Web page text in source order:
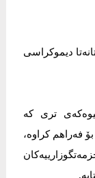
دیموکراسی
تری کە
فەراهم کراوە،